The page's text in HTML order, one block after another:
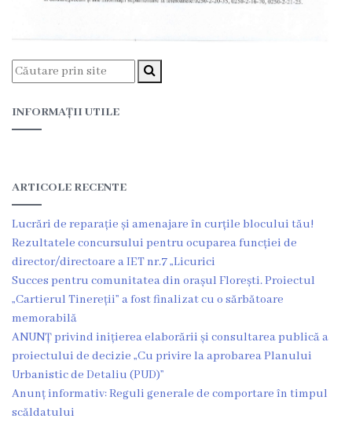
subordonate
vacante
Secretar
Consilieri
Regulamentul
Consiliului
Ședințele
Consiliului
online
INFORMAȚII UTILE
ARTICOLE RECENTE
Lucrări de reparație și amenajare în curțile blocului tău!
Rezultatele concursului pentru ocuparea funcției de
director/directoare a IET nr.7 „Licurici
Succes pentru comunitatea din orașul Florești. Proiectul
„Cartierul Tinereții” a fost finalizat cu o sărbătoare
memorabilă
ANUNȚ privind inițierea elaborării și consultarea publică a
proiectului de decizie „Cu privire la aprobarea Planului
Urbanistic de Detaliu (PUD)”
Anunț informativ: Reguli generale de comportare în timpul
scăldatului